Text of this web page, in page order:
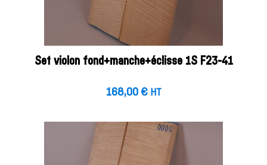
Set violon fond+manche+éclisse 1S F23-41
168,00 € HT